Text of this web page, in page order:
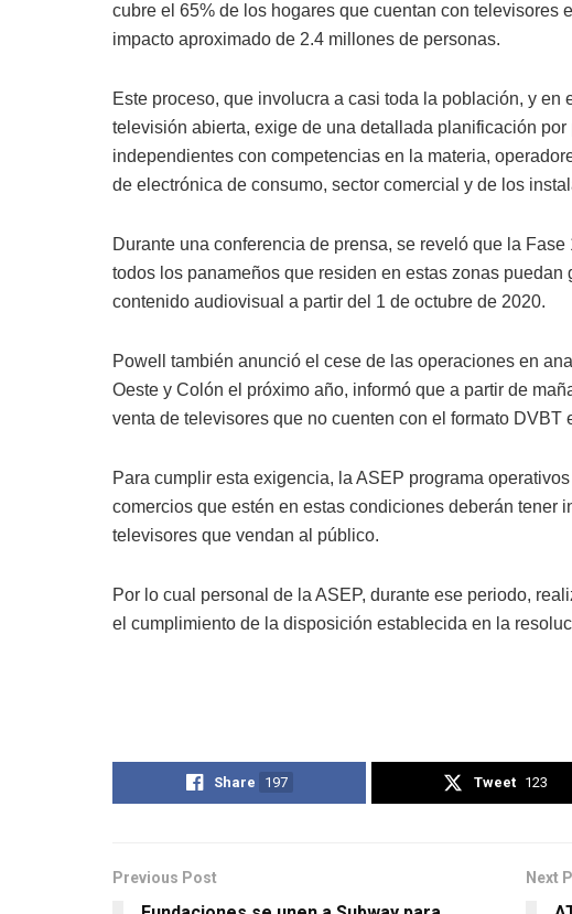
cubre el 65% de los hogares que cuentan con televisores
impacto aproximado de 2.4 millones de personas.
Este proceso, que involucra a casi toda la población, y
televisión abierta, exige de una detallada planificación
independientes con competencias en la materia,
de electrónica de consumo, sector comercial y de los
Durante una conferencia de prensa, se reveló que la
todos los panameños que residen en estas zonas
contenido audiovisual a partir del 1 de octubre de 2020.
Powell también anunció el cese de las operaciones en
Oeste y Colón el próximo año, informó que a partir de
venta de televisores que no cuenten con el formato DVBT
Para cumplir esta exigencia, la ASEP programa
comercios que estén en estas condiciones deberán tener
televisores que vendan al público.
Por lo cual personal de la ASEP, durante ese periodo,
el cumplimiento de la disposición establecida en la
Share 197 Tweet 123
Previous Post Next